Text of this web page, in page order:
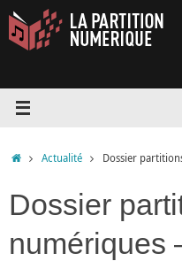
Passer
contenu
AccueilActualité Dossier
Dossier
numériques